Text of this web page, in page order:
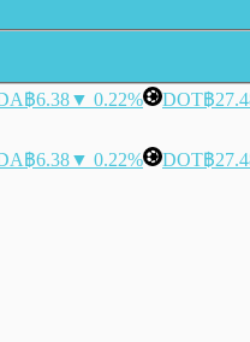
฿6.38▼ 0.22% DOT฿
฿6.38▼ 0.22% DOT฿